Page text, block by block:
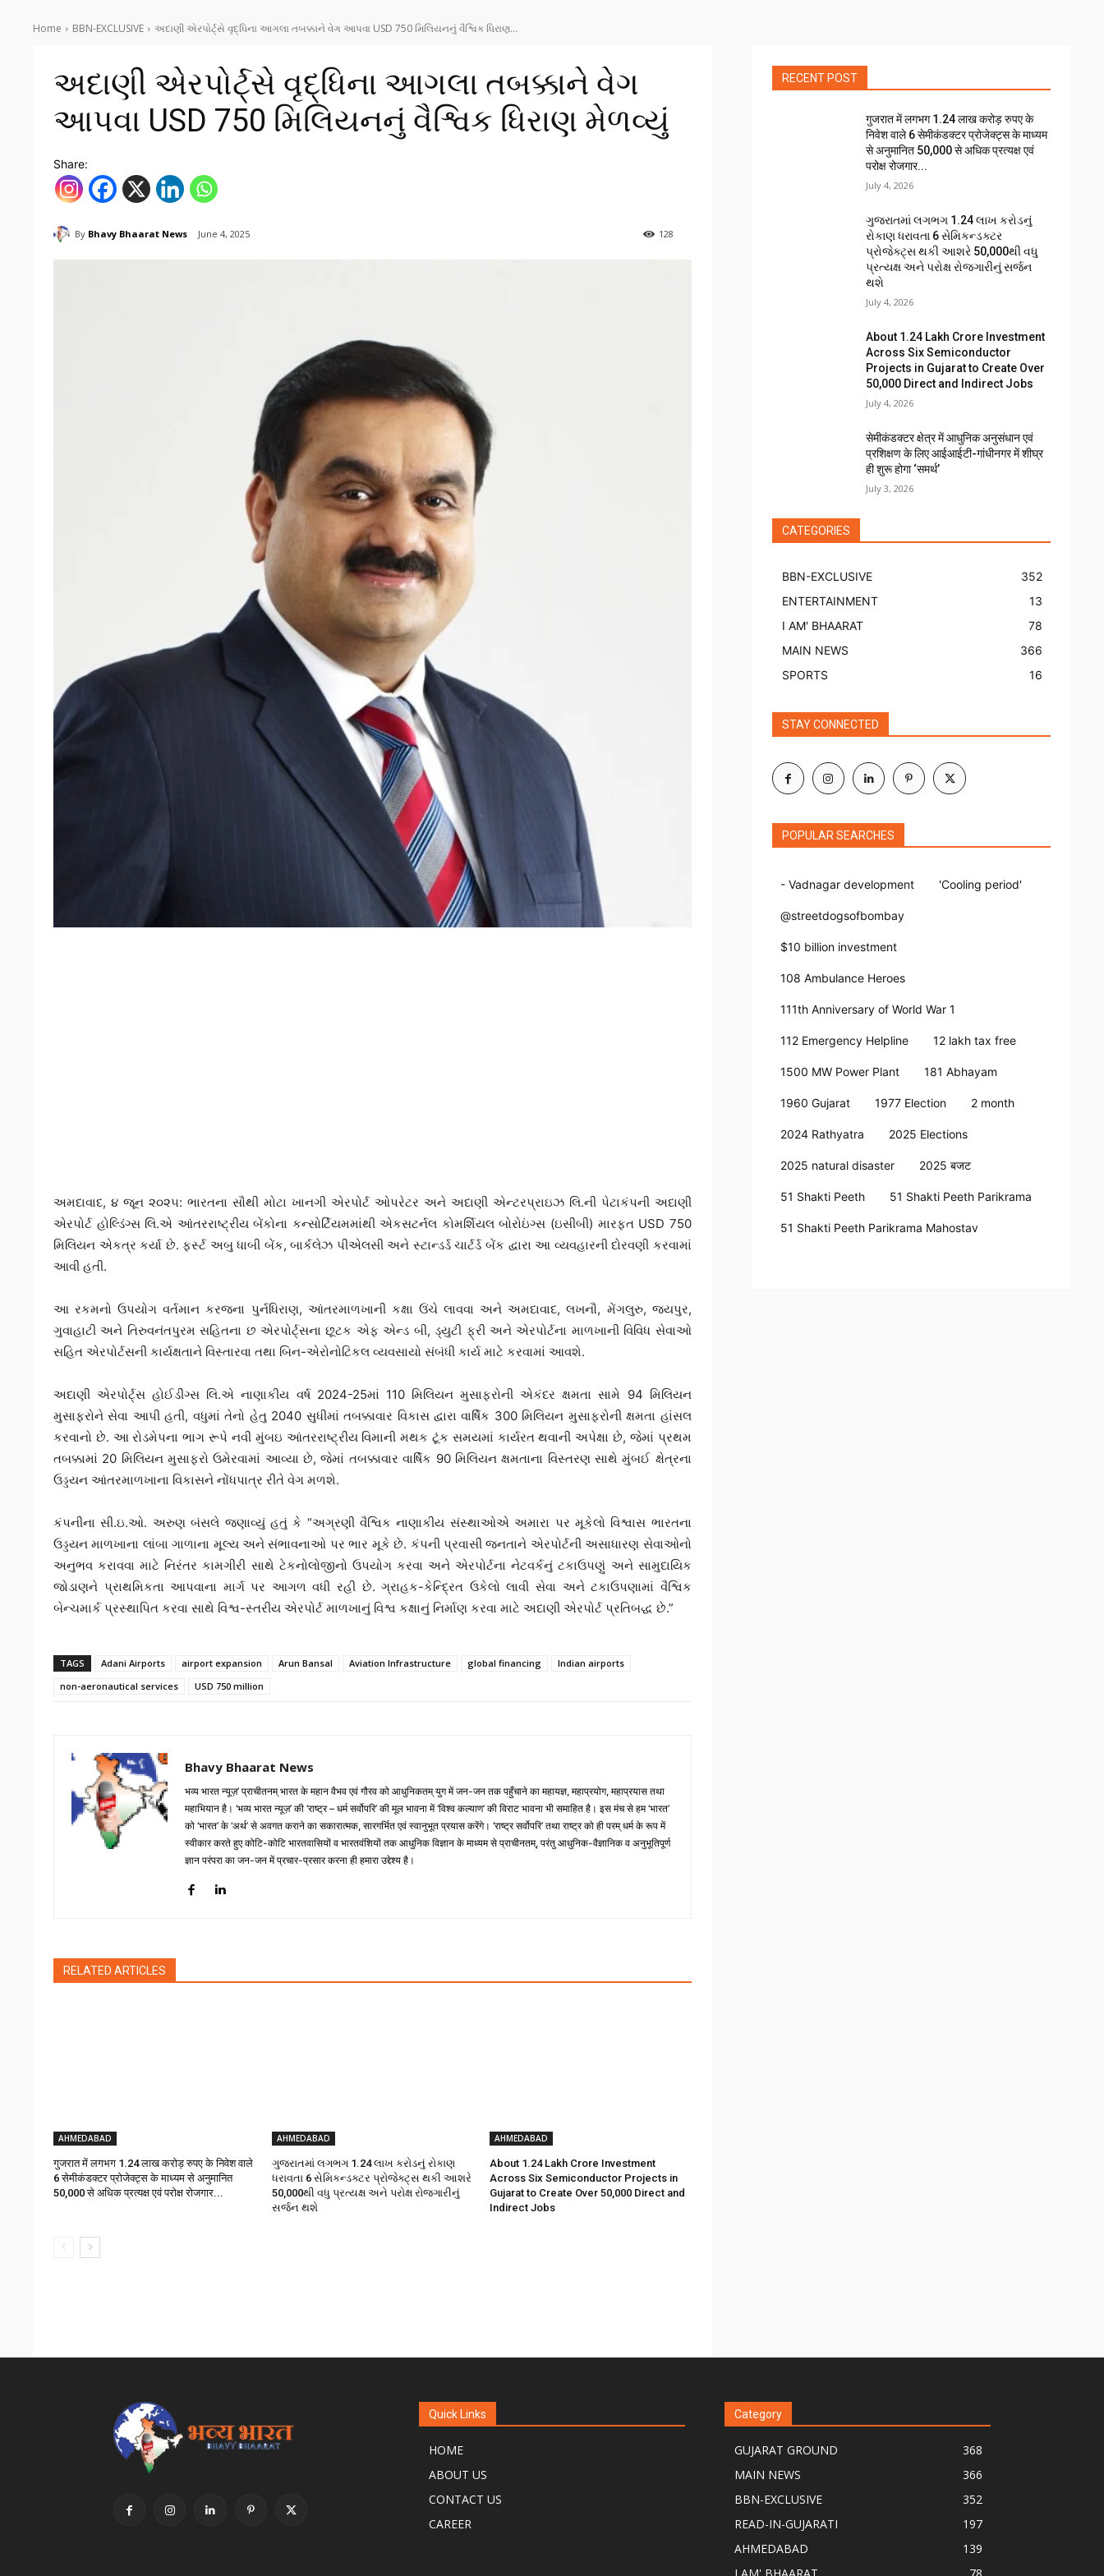
Home BBN-EXCLUSIVE અદાણી એરપોર્ટ્સે વૃદ્ધિના આગલા તબક્કાને વેગ આપવા USD 750 મિલિયનનું વૈશ્વિક ધિરાણ...
અદાણી એરપોર્ટ્સે વૃદ્ધિના આગલા તબક્કાને વેગ
આપવા USD 750 મિલિયનનું વૈશ્વિક ધિરાણ મેળવ્યું
Share:
By Bhavy Bhaarat News June 4, 2025 128
અમદાવાદ, ૪ જૂન ૨૦૨૫: ભારતના સૌથી મોટા ખાનગી એરપોર્ટ ઓપરેટર અને અદાણી એન્ટરપ્રાઇઝ લિ.ની પેટાકંપની અદાણી
એરપોર્ટ હોલ્ડિંગ્સ લિ.એ આંતરરાષ્ટ્રીય બેંકોના કન્સોર્ટિયમમાંથી એકસટર્નલ કોમર્શિયલ બોરોઇંગ્સ (ઇસીબી) મારફત USD 750
મિલિયન એકત્ર કર્યા છે. ફર્સ્ટ અબુ ધાબી બેંક, બાર્કલેઝ પીએલસી અને સ્ટાન્ડર્ડ ચાર્ટર્ડ બેંક દ્વારા આ વ્યવહારની દોરવણી કરવામાં
આવી હતી.
આ રકમનો ઉપયોગ વર્તમાન કરજના પુર્નધિરાણ, આંતરમાળખાની કક્ષા ઉંચે લાવવા અને અમદાવાદ, લખનૌ, મેંગલુરુ, જયપુર,
ગુવાહાટી અને તિરુવનંતપુરમ સહિતના છ એરપોર્ટ્સના છૂટક એફ એન્ડ બી, ડ્યુટી ફ્રી અને એરપોર્ટના માળખાની વિવિધ સેવાઓ
સહિત એરપોર્ટસની કાર્યક્ષતાને વિસ્તારવા તથા બિન-એરોનોટિકલ વ્યવસાયો સંબંધી કાર્ય માટે કરવામાં આવશે.
અદાણી એરપોર્ટ્સ હોઈડીંગ્સ લિ.એ નાણાકીય વર્ષ 2024-25માં 110 મિલિયન મુસાફરોની એકંદર ક્ષમતા સામે 94 મિલિયન
મુસાફરોને સેવા આપી હતી, વધુમાં તેનો હેતુ 2040 સુધીમાં તબક્કાવાર વિકાસ દ્વારા વાર્ષિક 300 મિલિયન મુસાફરોની ક્ષમતા હાંસલ
કરવાનો છે. આ રોડમેપના ભાગ રૂપે નવી મુંબઇ આંતરરાષ્ટ્રીય વિમાની મથક ટૂંક સમયમાં કાર્યરત થવાની અપેક્ષા છે, જેમાં પ્રથમ
તબક્કામાં 20 મિલિયન મુસાફરો ઉમેરવામાં આવ્યા છે, જેમાં તબક્કાવાર વાર્ષિક 90 મિલિયન ક્ષમતાના વિસ્તરણ સાથે મુંબઈ ક્ષેત્રના
ઉડ્ડયન આંતરમાળખાના વિકાસને નોંધપાત્ર રીતે વેગ મળશે.
કંપનીના સી.ઇ.ઓ. અરુણ બંસલે જણાવ્યું હતું કે “અગ્રણી વૈશ્વિક નાણાકીય સંસ્થાઓએ અમારા પર મૂકેલો વિશ્વાસ ભારતના
ઉડ્ડયન માળખાના લાંબા ગાળાના મૂલ્ય અને સંભાવનાઓ પર ભાર મૂકે છે. કંપની પ્રવાસી જનતાને એરપોર્ટની અસાધારણ સેવાઓનો
અનુભવ કરાવવા માટે નિરંતર કામગીરી સાથે ટેકનોલોજીનો ઉપયોગ કરવા અને એરપોર્ટના નેટવર્કનું ટકાઉપણું અને સામુદાયિક
જોડાણને પ્રાથમિકતા આપવાના માર્ગ પર આગળ વધી રહી છે. ગ્રાહક-કેન્દ્રિત ઉકેલો લાવી સેવા અને ટકાઉપણામાં વૈશ્વિક
બેન્ચમાર્ક પ્રસ્થાપિત કરવા સાથે વિશ્વ-સ્તરીય એરપોર્ટ માળખાનું વિશ્વ કક્ષાનું નિર્માણ કરવા માટે અદાણી એરપોર્ટ પ્રતિબદ્ધ છે.”
TAGS Adani Airports airport expansion Arun Bansal Aviation Infrastructure global financing
Indian airports
non-aeronautical services
USD 750 million
Bhavy Bhaarat News
भव्य भारत न्यूज़’ प्राचीतनम् भारत के महान वैभव एवं गौरव को आधुनिकतम् युग में जन-जन तक पहुँचाने का महायज्ञ, महाप्रयोग, महाप्रयास तथा
महाभियान है। ‘भव्य भारत न्यूज़’ की ‘राष्ट्र – धर्म सर्वोपरि’ की मूल भावना में ‘विश्व कल्याण’ की विराट भावना भी समाहित है। इस मंच से हम ‘भारत’
को ‘भारत’ के ‘अर्थ’ से अवगत कराने का सकारात्मक, सारगर्भित एवं स्वानुभूत प्रयास करेंगे। ‘राष्ट्र सर्वोपरि’ तथा राष्ट्र को ही परम् धर्म के रूप में
स्वीकार करते हुए कोटि-कोटि भारतवासियों व भारतवंशियों तक आधुनिक विज्ञान के माध्यम से प्राचीनतम्, परंतु आधुनिक-वैज्ञानिक व अनुभूतिपूर्ण
ज्ञान परंपरा का जन-जन में प्रचार-प्रसार करना ही हमारा उद्देश्य है।
RELATED ARTICLES
AHMEDABAD
गुजरात में लगभग 1.24 लाख करोड़ रुपए के निवेश वाले
6 सेमीकंडक्टर प्रोजेक्ट्स के माध्यम से अनुमानित
50,000 से अधिक प्रत्यक्ष एवं परोक्ष रोजगार...
AHMEDABAD
ગુજરાતમાં લગભગ ₹1.24 લાખ કરોડનું રોકાણ
ધરાવતા 6 સેમિકન્ડક્ટર પ્રોજેક્ટ્સ થકી આશરે
50,000થી વધુ પ્રત્યક્ષ અને પરોક્ષ રોજગારીનું
સર્જન થશે
AHMEDABAD
About ₹1.24 Lakh Crore Investment
Across Six Semiconductor Projects in
Gujarat to Create Over 50,000 Direct and
Indirect Jobs
RECENT POST
गुजरात में लगभग 1.24 लाख करोड़ रुपए के
निवेश वाले 6 सेमीकंडक्टर प्रोजेक्ट्स के माध्यम
से अनुमानित 50,000 से अधिक प्रत्यक्ष एवं
परोक्ष रोजगार...
July 4, 2026
ગુજરાતમાં લગભગ ₹1.24 લાખ કરોડનું
રોકાણ ધરાવતા 6 સેમિકન્ડક્ટર
પ્રોજેક્ટ્સ થકી આશરે 50,000થી વધુ
પ્રત્યક્ષ અને પરોક્ષ રોજગારીનું સર્જન
થશે
July 4, 2026
About ₹1.24 Lakh Crore Investment
Across Six Semiconductor
Projects in Gujarat to Create Over
50,000 Direct and Indirect Jobs
July 4, 2026
सेमीकंडक्टर क्षेत्र में आधुनिक अनुसंधान एवं
प्रशिक्षण के लिए आईआईटी-गांधीनगर में शीघ्र
ही शुरू होगा ‘समर्थ’
July 3, 2026
CATEGORIES
BBN-EXCLUSIVE
352
ENTERTAINMENT
13
I AM' BHAARAT
78
MAIN NEWS
366
SPORTS
16
STAY CONNECTED
POPULAR SEARCHES
- Vadnagar development 'Cooling period'
@streetdogsofbombay
$10 billion investment
108 Ambulance Heroes
111th Anniversary of World War 1
112 Emergency Helpline 12 lakh tax free
1500 MW Power Plant 181 Abhayam
1960 Gujarat 1977 Election 2 month
2024 Rathyatra 2025 Elections
2025 natural disaster 2025 बजट
51 Shakti Peeth 51 Shakti Peeth Parikrama
51 Shakti Peeth Parikrama Mahostav
Quick Links
HOME
ABOUT US
CONTACT US
CAREER
Category
GUJARAT GROUND
368
MAIN NEWS
366
BBN-EXCLUSIVE
352
READ-IN-GUJARATI
197
AHMEDABAD
139
I AM' BHAARAT
78